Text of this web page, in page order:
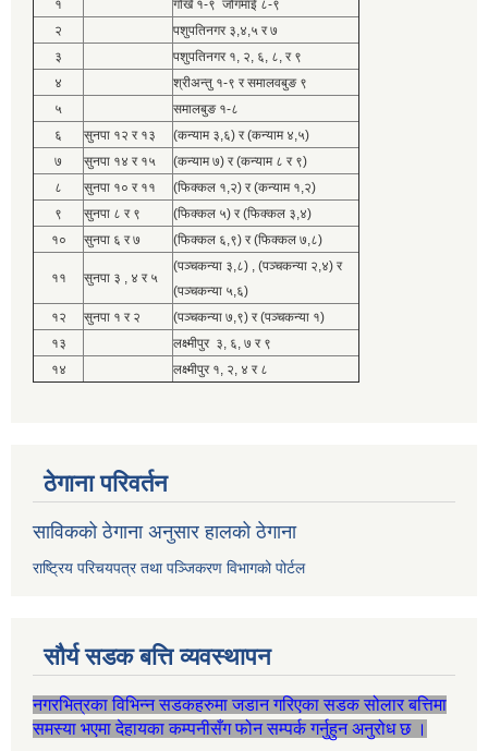
१
गोर्खे १-९ जोगमाई ८-९
२
पशुपतिनगर ३,४,५ र ७
३
पशुपतिनगर १, २, ६, ८, र ९
४
श्रीअन्तु १-९ र समालवबुङ ९
५
समालबुङ १-८
६
सुनपा १२ र १३
(कन्याम ३,६) र (कन्याम ४,५)
७
सुनपा १४ र १५
(कन्याम ७) र (कन्याम ८ र ९)
८
सुनपा १० र ११
(फिक्कल १,२) र (कन्याम १,२)
९
सुनपा ८ र ९
(फिक्कल ५) र (फिक्कल ३,४)
१०
सुनपा ६ र ७ (फिक्कल ६,९) र (फिक्कल ७,८)
११ सुनपा ३ , ४ र ५
(पञ्चकन्या ३,८) , (पञ्चकन्या २,४) र
(पञ्चकन्या ५,६)
१२
सुनपा १ र २
(पञ्चकन्या ७,९) र (पञ्चकन्या १)
१३
लक्ष्मीपुर ३, ६, ७ र ९
१४
लक्ष्मीपुर १, २, ४ र ८
ठेगाना परिवर्तन
साविकको ठेगाना अनुसार हालको ठेगाना
राष्ट्रिय परिचयपत्र तथा पञ्जिकरण विभागको पोर्टल
सौर्य सडक बत्ति व्यवस्थापन
नगरभित्रका विभिन्न सडकहरुमा जडान गरिएका सडक सोलार बत्तिमा
समस्या भएमा देहायका कम्पनीसँग फोन सम्पर्क गर्नुहुन अनुरोध छ ।